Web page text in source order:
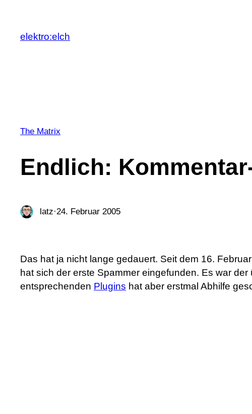
springen
elektro:elch
The Matrix
Endlich:
latz·24. Februar 2005
Das hat ja nicht lange gedauert. Seit dem 16.
hat sich der erste Spammer eingefunden. Es war
entsprechenden Plugins hat aber erstmal Abhilfe